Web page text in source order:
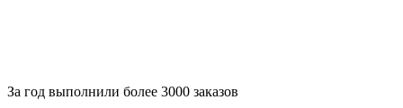
За год выполнили более 3000 заказов